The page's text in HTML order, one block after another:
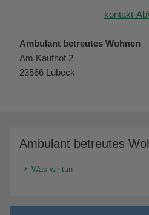
kontakt-
Ambulant betreutes Wohnen
Am Kaufhof 2
23566 Lübeck
Ambulant betreutes
Was wir tun